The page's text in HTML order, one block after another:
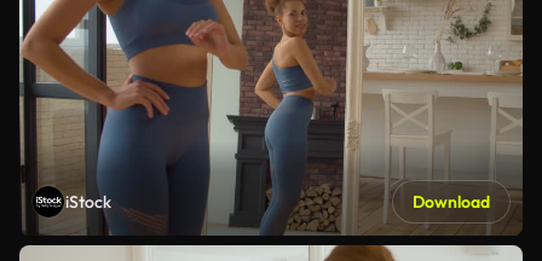
iStock Download